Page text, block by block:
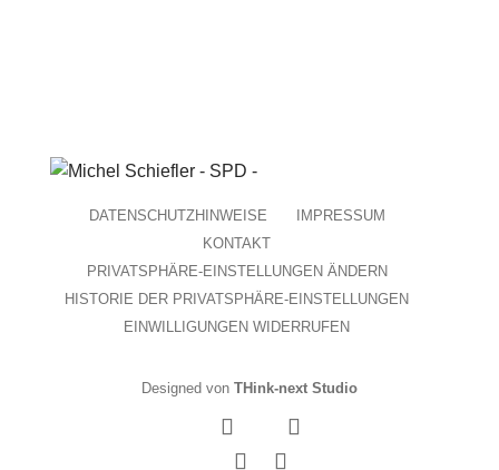
DATENSCHUTZHINWEISE
IMPRESSUM
KONTAKT
PRIVATSPHÄRE-EINSTELLUNGEN ÄNDERN
HISTORIE DER PRIVATSPHÄRE-EINSTELLUNGEN
EINWILLIGUNGEN WIDERRUFEN
Designed von THink-next Studio